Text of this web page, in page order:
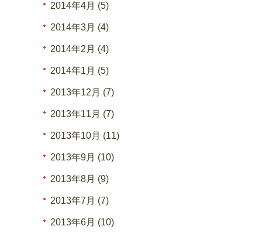
2014年4月 (5)
2014年3月 (4)
2014年2月 (4)
2014年1月 (5)
2013年12月 (7)
2013年11月 (7)
2013年10月 (11)
2013年9月 (10)
2013年8月 (9)
2013年7月 (7)
2013年6月 (10)